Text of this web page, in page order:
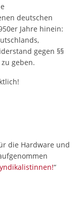
deutschen
Jahre hinein:
gegen §§
geben.
die Hardware und
“